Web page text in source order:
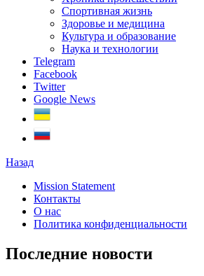
Спортивная жизнь
Здоровье и медицина
Культура и образование
Наука и технологии
Telegram
Facebook
Twitter
Google News
Назад
Mission Statement
Контакты
О нас
Политика конфиденциальности
Последние новости